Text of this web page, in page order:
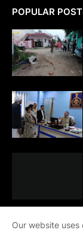
POPULAR
Our website